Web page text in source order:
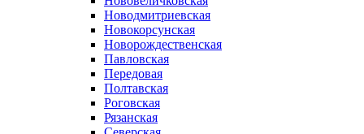
Новодмитриевская
Новокорсунская
Новорождественская
Павловская
Передовая
Полтавская
Роговская
Рязанская